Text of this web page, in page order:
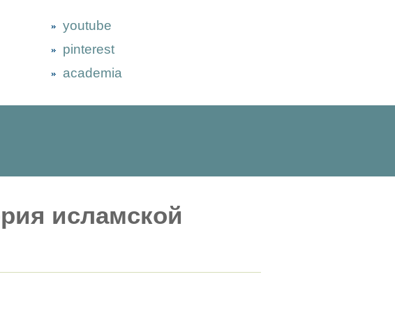
youtube
pinterest
academia
исламской